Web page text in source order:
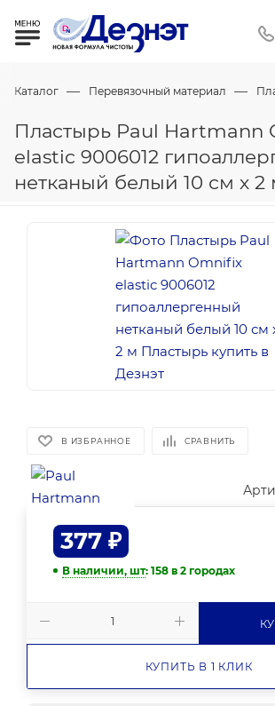
Каталог — Перевязочный материал —
Пластырь Paul Hartmann
elastic 9006012
нетканый белый 10 см х 2
В ИЗБРАННОЕ СРАВНИТЬ
377 ₽
В наличии, шт: 158 в 2 городах
КУПИТЬ В 1 КЛИК